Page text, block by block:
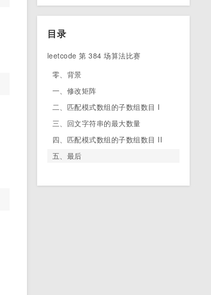
目录
leetcode 第 384 场算法比赛
零、背景
一、修改矩阵
二、匹配模式数组的子数组数目 I
三、回文字符串的最大数量
四、匹配模式数组的子数组数目 II
五、最后